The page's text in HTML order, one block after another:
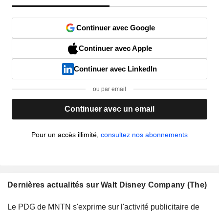
Continuer avec Google
Continuer avec Apple
Continuer avec LinkedIn
ou par email
Continuer avec un email
Pour un accès illimité, consultez nos abonnements
Dernières actualités sur Walt Disney Company (The)
Le PDG de MNTN s'exprime sur l'activité publicitaire de